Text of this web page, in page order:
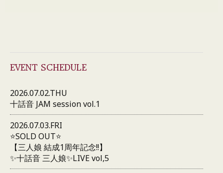
EVENT SCHEDULE
2026.07.02.THU
十話音 JAM session vol.1
2026.07.03.FRI
⭐️SOLD OUT⭐️
【三人娘 結成1周年記念!!】
✨十話音 三人娘✨LIVE vol,5